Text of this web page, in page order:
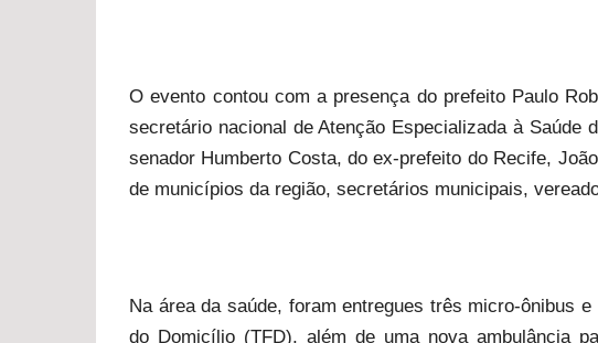
O evento contou com a presença do prefeito Paulo
secretário nacional de Atenção Especializada à Saúde
senador Humberto Costa, do ex-prefeito do Recife,
de municípios da região, secretários municipais,
Na área da saúde, foram entregues três micro-ônibus
do Domicílio (TFD), além de uma nova ambulância